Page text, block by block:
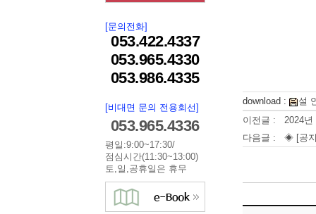
[문의전화]
053.422.4337
053.965.4330
053.986.4335
[비대면 문의 전용회선]
053.965.4336
평일:9:00~17:30/
점심시간(11:30~13:00)
토,일,공휴일은 휴무
download :
설
이전글 : 2024년
다음글 : ◈ [공